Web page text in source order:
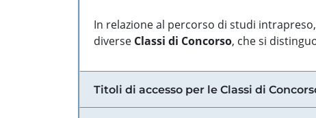
In relazione al percorso di studi
diverse Classi di Concorso, che si
Titoli di accesso per le Classi di